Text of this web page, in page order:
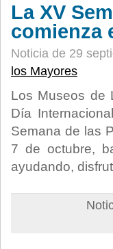
La XV
comienza
Noticia de 29
los Mayores
Los Museos de
Día
Semana de las
7 de octubre,
ayudando,